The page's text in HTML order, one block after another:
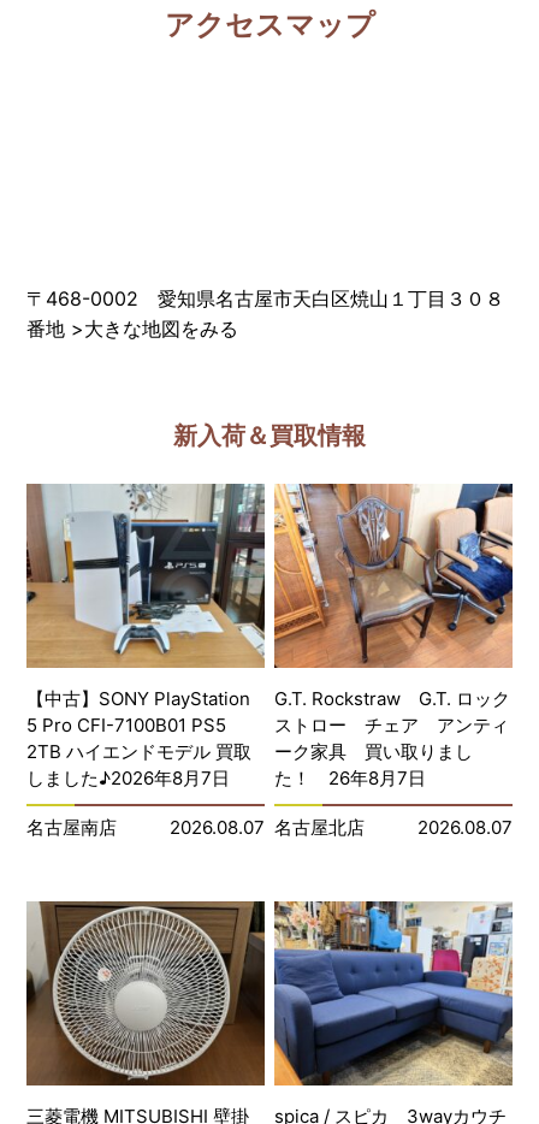
アクセスマップ
〒468-0002 愛知県名古屋市天白区焼山１丁目３０８
番地 >大きな地図をみる
新入荷＆買取情報
【中古】SONY PlayStation
5 Pro CFI-7100B01 PS5
2TB ハイエンドモデル 買取
しました♪2026年8月7日
名古屋南店 2026.08.07
G.T. Rockstraw G.T. ロック
ストロー チェア アンティ
ーク家具 買い取りまし
た！ 26年8月7日
名古屋北店 2026.08.07
三菱電機 MITSUBISHI 壁掛 spica / スピカ 3wayカウチ